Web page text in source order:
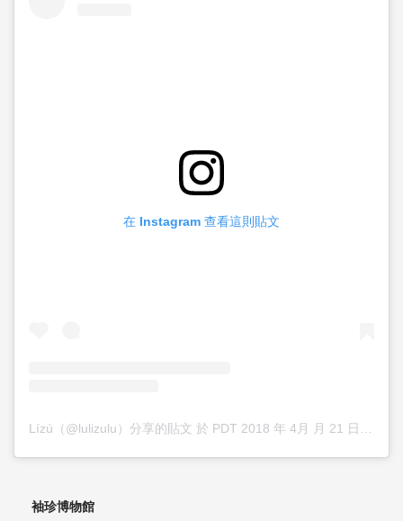
在 Instagram 查看這則貼文
Lízú（@lulizulu）分享的貼文 於 PDT 2018 年 4月 月 21 日 上午 11:45
袖珍博物館